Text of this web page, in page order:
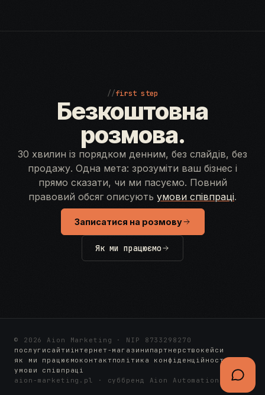
//first step
Безкоштовна
розмова.
30 хвилин із порядком денним, без слайдів, без
продажу. Одна мета: зрозуміти ваш бізнес і
прямо сказати, чи ми пасуємо. Повний
правовий обсяг описують умови співпраці.
Записатися на розмову
Як ми працюємо
© 2026 Aion Marketing · NIP 8733298270
послуги сайти інтернет-магазини партнерство кейси
як ми працюємо контактполітика конфіденційності
умови співпраці
aion-marketing.pl · суббренд Aion Automation